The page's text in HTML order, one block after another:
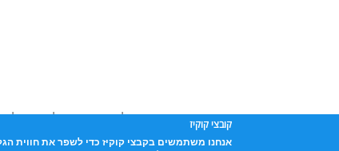
אוניברסיטת תל אביב עושה כל מאמץ
שנעשה בתכנים אלה לדעתך מפר זכויותקובצי קוקיז
אנחנו משתמשים בקבצי קוקיז כדי לשפר את חווית